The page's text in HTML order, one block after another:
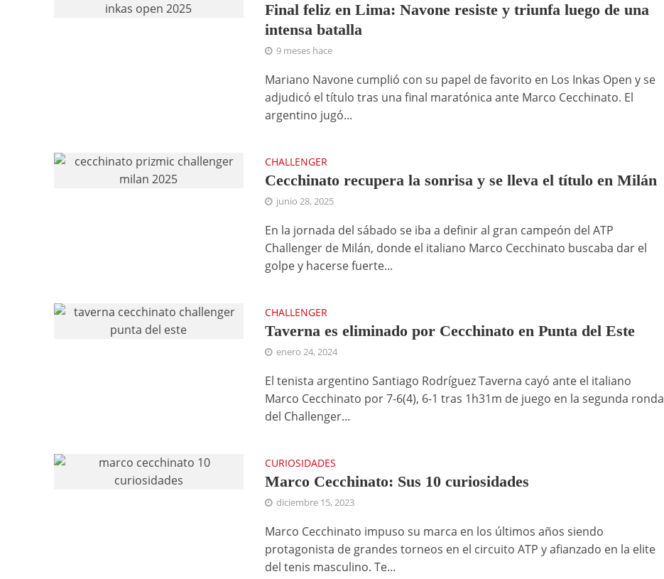
Final feliz en Lima: Navone resiste y triunfa luego de una
intensa batalla
9 meses hace
Mariano Navone cumplió con su papel de favorito en Los Inkas Open y se
adjudicó el título tras una final maratónica ante Marco Cecchinato. El
argentino jugó...
CHALLENGER
Cecchinato recupera la sonrisa y se lleva el título en Milán
junio 28, 2025
En la jornada del sábado se iba a definir al gran campeón del ATP
Challenger de Milán, donde el italiano Marco Cecchinato buscaba dar el
golpe y hacerse fuerte...
CHALLENGER
Taverna es eliminado por Cecchinato en Punta del Este
enero 24, 2024
El tenista argentino Santiago Rodríguez Taverna cayó ante el italiano
Marco Cecchinato por 7-6(4), 6-1 tras 1h31m de juego en la segunda ronda
del Challenger...
CURIOSIDADES
Marco Cecchinato: Sus 10 curiosidades
diciembre 15, 2023
Marco Cecchinato impuso su marca en los últimos años siendo
protagonista de grandes torneos en el circuito ATP y afianzado en la elite
del tenis masculino. Te...